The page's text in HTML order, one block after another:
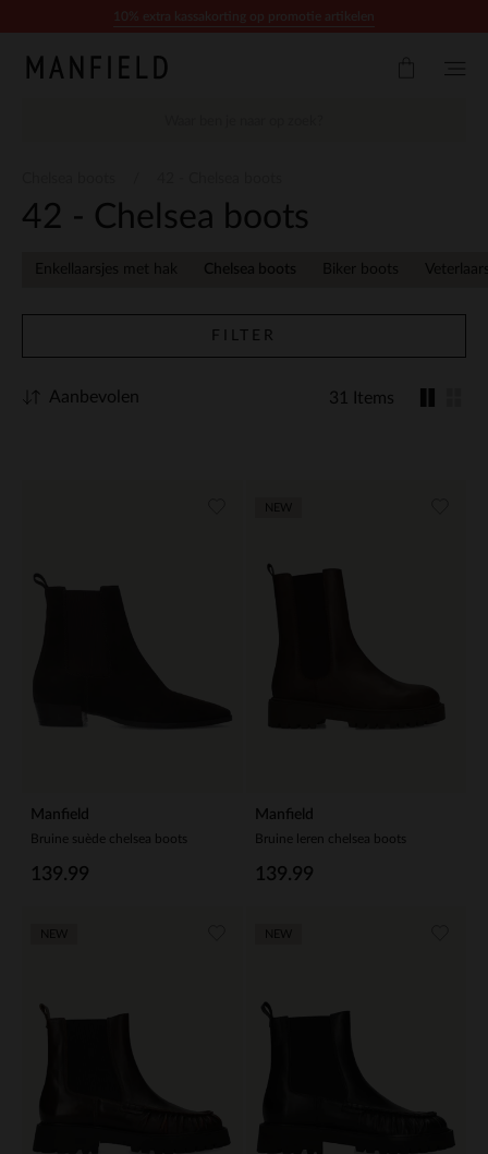
42 - Chelsea boots
Enkellaarsjes met hak Chelsea boots Biker boots
FILTER
31 Items
Aanbevolen
Manfield
Bruine suède chelsea boots
139.99
Manfield
Bruine leren chelsea boots
139.99